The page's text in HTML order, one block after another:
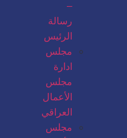
–
رسالة
الرئيس
مجلس
ادارة
مجلس
الأعمال
العراقي
مجلس